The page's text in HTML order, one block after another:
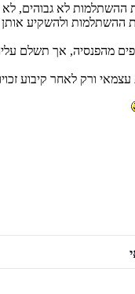
לא גבוהים, לא
ולהשקיע אותן
עליהם מיסים. הכספים פטורים
זכויות בגיל פרישה (65 אצל